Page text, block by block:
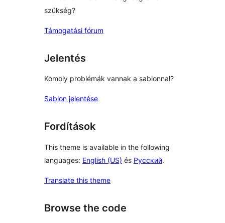
szükség?
Támogatási fórum
Jelentés
Komoly problémák vannak a sablonnal?
Sablon jelentése
Fordítások
This theme is available in the following
languages: English (US) és Русский.
Translate this theme
Browse the code